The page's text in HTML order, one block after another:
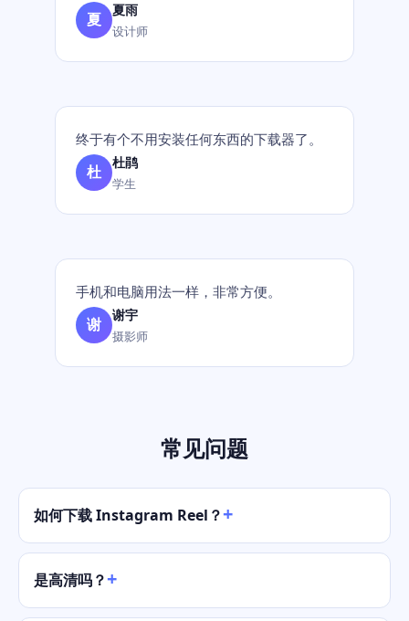
夏 夏雨
设计师
终于有个不用安装任何东西的下载器了。
杜 杜鹃
学生
手机和电脑用法一样，非常方便。
谢 谢宇
摄影师
常见问题
如何下载 Instagram Reel？
是高清吗？